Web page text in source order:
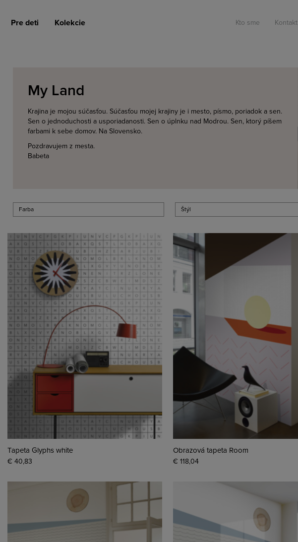
Pre deti Kolekcie Kto sme Kontakt
My Land
Krajina je mojou súčasťou. Súčasťou mojej krajiny je i mesto, písmo, poriadok a sen.
Sen o jednoduchosti a usporiadanosti. Sen o úplnku nad Modrou. Sen, ktorý píšem
farbami k sebe domov. Na Slovensko.
Pozdravujem z mesta.
Babeta
Farba
Štýl
Tapeta Glyphs white
€ 40,83
Obrazová tapeta Room
€ 118,04